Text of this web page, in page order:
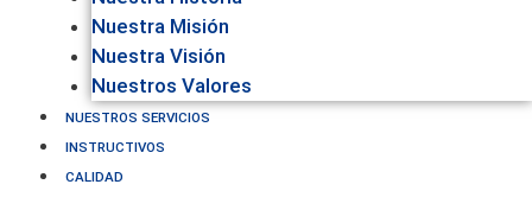
Nuestra Misión
Nuestra Visión
Nuestros Valores
NUESTROS SERVICIOS
INSTRUCTIVOS
CALIDAD